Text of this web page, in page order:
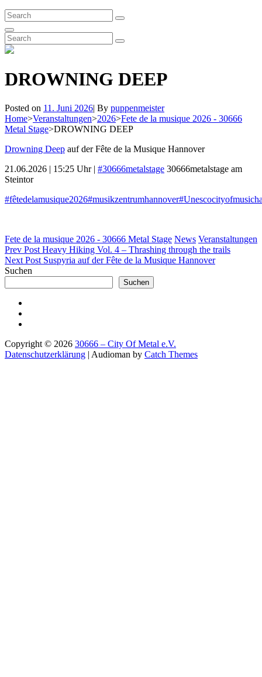
Search
for:
Search
Search
Search
for:
Search
DROWNING DEEP
Posted on 11. Juni 2026| By Byline
puppenmeister
Home>Veranstaltungen>2026>Fete de la musique 2026 - 30666
Metal Stage>DROWNING DEEP
Drowning Deep auf der Fête de la Musique Hannover
21.06.2026 | 15:25 Uhr | #30666metalstage 30666metalstage am
Steintor
#fêtedelamusique2026#musikzentrumhannover
Categories
Fete de la musique 2026 - 30666 Metal Stage News Veranstaltungen
Beitragsnavigation
Previous
Post
Prev Post Heavy Hiking Vol. 4 – Thrashing through the trails
Next
Post
Next Post Suspyria auf der Fête de la Musique Hannover
Suchen
Suchen
Copyright © 2026 30666 – City Of Metal e.V.
Datenschutzerklärung | Audioman by Catch Themes